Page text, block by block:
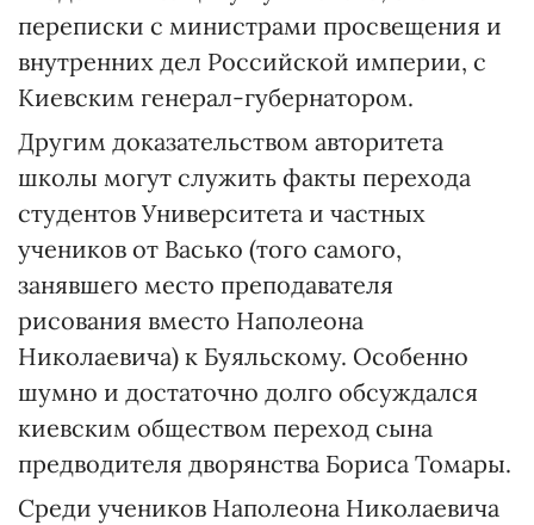
переписки с министрами просвещения и
внутренних дел Российской империи, с
Киевским генерал-губернатором.
Другим доказательством авторитета
школы могут служить факты перехода
студентов Университета и частных
учеников от Васько (того самого,
занявшего место преподавателя
рисования вместо Наполеона
Николаевича) к Буяльскому. Особенно
шумно и достаточно долго обсуждался
киевским обществом переход сына
предводителя дворянства Бориса Томары.
Среди учеников Наполеона Николаевича